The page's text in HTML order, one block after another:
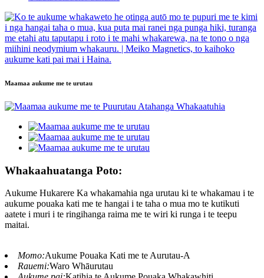
Maamaa aukume me te urutau
Whakaahuatanga Poto:
Aukume Hukarere Ka whakamahia nga urutau ki te whakamau i te
aukume pouaka kati me te hangai i te taha o mua mo te kutikuti
aatete i muri i te ringihanga raima me te wiri ki runga i te teepu
maitai.
Momo:Aukume Pouaka Kati me te Aurutau-A
Rauemi:Waro Whāurutau